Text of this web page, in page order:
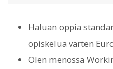
Haluan oppia
opiskelua varten
Olen menossa